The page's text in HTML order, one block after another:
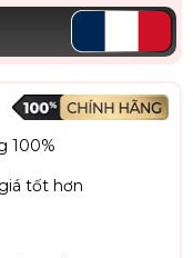
100%
tốt hơn